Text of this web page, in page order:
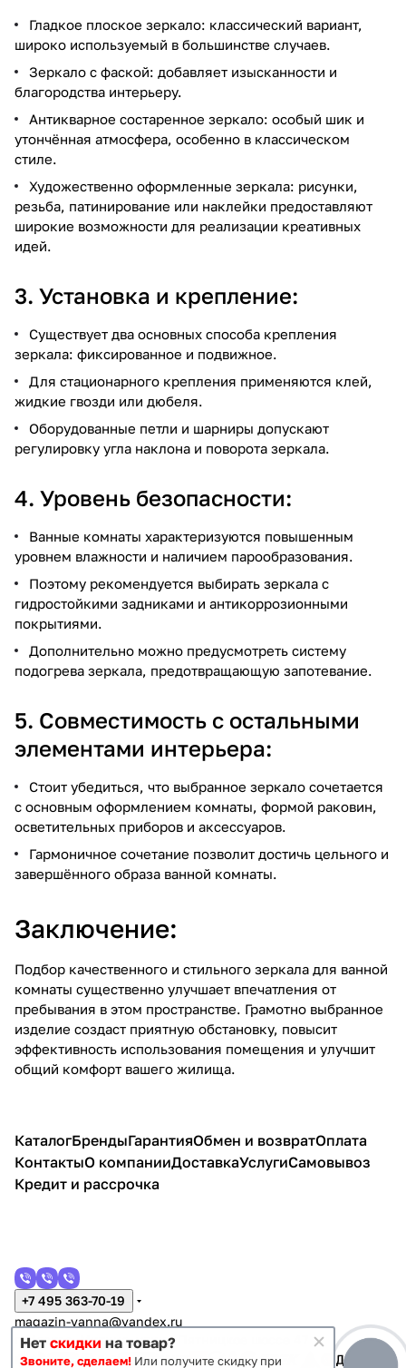
Гладкое плоское зеркало: классический вариант,
широко используемый в большинстве случаев.
Зеркало с фаской: добавляет изысканности и
благородства интерьеру.
Антикварное состаренное зеркало: особый шик и
утончённая атмосфера, особенно в классическом
стиле.
Художественно оформленные зеркала: рисунки,
резьба, патинирование или наклейки предоставляют
широкие возможности для реализации креативных
идей.
3. Установка и крепление:
Существует два основных способа крепления
зеркала: фиксированное и подвижное.
Для стационарного крепления применяются клей,
жидкие гвозди или дюбеля.
Оборудованные петли и шарниры допускают
регулировку угла наклона и поворота зеркала.
4. Уровень безопасности:
Ванные комнаты характеризуются повышенным
уровнем влажности и наличием парообразования.
Поэтому рекомендуется выбирать зеркала с
гидростойкими задниками и антикоррозионными
покрытиями.
Дополнительно можно предусмотреть систему
подогрева зеркала, предотвращающую запотевание.
5. Совместимость с остальными
элементами интерьера:
Стоит убедиться, что выбранное зеркало сочетается
с основным оформлением комнаты, формой раковин,
осветительных приборов и аксессуаров.
Гармоничное сочетание позволит достичь цельного и
завершённого образа ванной комнаты.
Заключение:
Подбор качественного и стильного зеркала для ванной
комнаты существенно улучшает впечатления от
пребывания в этом пространстве. Грамотно выбранное
изделие создаст приятную обстановку, повысит
эффективность использования помещения и улучшит
общий комфорт вашего жилища.
КаталогБрендыГарантияОбмен и возвратОплата
КонтактыО компанииДоставкаУслугиСамовывоз
Кредит и рассрочка
+7 495 363-70-19
magazin-vanna@yandex.ru
г. Москва, Митино, улица Пятницкое шоссе 47
Нет скидки на товар?
Звоните, сделаем! Или получите скидку при